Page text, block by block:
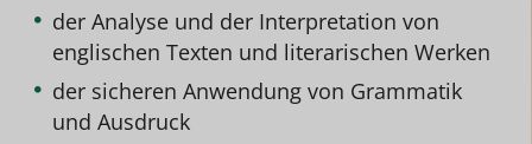
der Analyse und der Interpretation von
englischen Texten und literarischen Werken
der sicheren Anwendung von Grammatik
und Ausdruck